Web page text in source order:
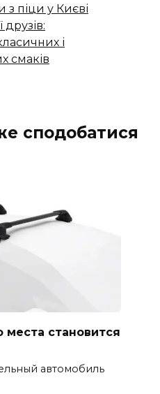
піци у Києві
друзів:
і
смаків
сподобатися
места становится
автомобиль